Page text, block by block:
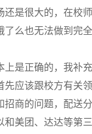
还是很大的，在校
了么也无法做到完
上是正确的，我补充
先应该跟校方有关
招商的问题，配送
和美团、达达等第